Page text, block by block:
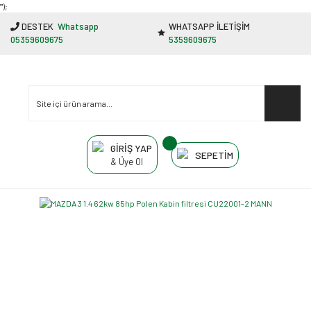
"');
DESTEK Whatsapp
05359609675
WHATSAPP İLETİŞİM
5359609675
GİRİŞ YAP
& Üye Ol
SEPETİM